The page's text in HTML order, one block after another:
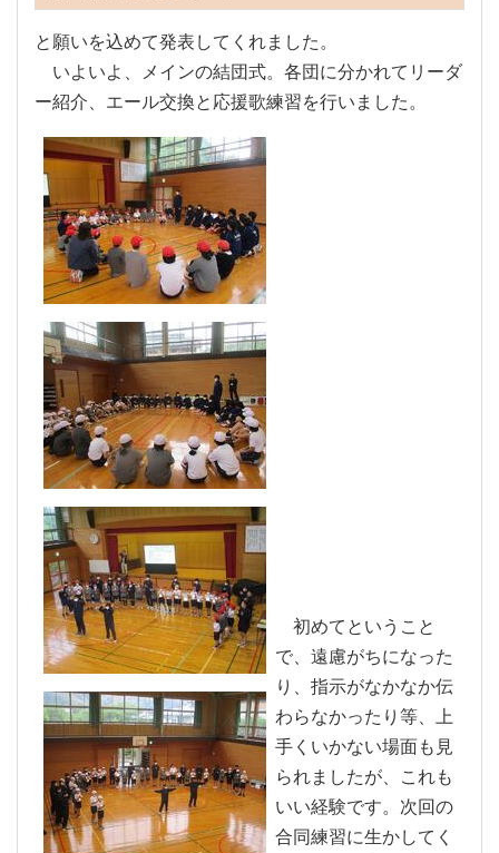
と願いを込めて発表してくれました。
いよいよ、メインの結団式。各団に分かれてリーダ
ー紹介、エール交換と応援歌練習を行いました。
初めてということ
で、遠慮がちになった
り、指示がなかなか伝
わらなかったり等、上
手くいかない場面も見
られましたが、これも
いい経験です。次回の
合同練習に生かしてく